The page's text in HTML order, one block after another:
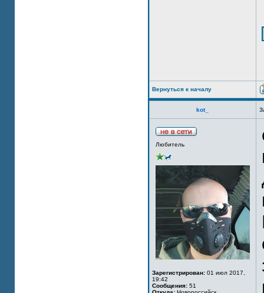
Вернуться к началу
kot_
Любитель
Зарегистрирован: 01 июл 2017,
19:42
Сообщения: 51